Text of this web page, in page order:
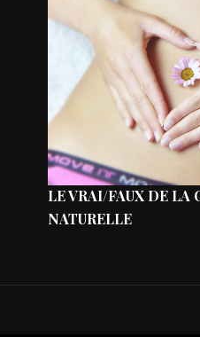
LE VRAI/FAUX DE LA
NATURELLE